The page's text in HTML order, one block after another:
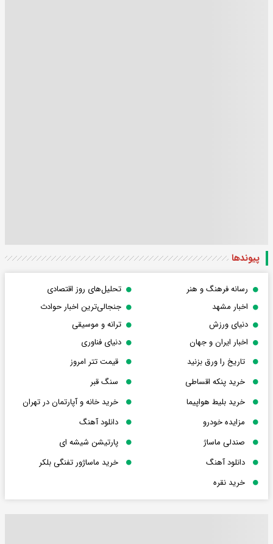
پیوندها
رسانه فرهنگ و هنر
تحلیل‌های روز اقتصادی
اخبار مشهد
جنجالی‌ترین اخبار حوادث
دنیای ورزش
ترانه و موسیقی
اخبار ایران و جهان
دنیای فناوری
تاریخ را ورق بزنید
قیمت تتر امروز
خرید پنکه اقساطی
سنگ قبر
خرید بلیط هواپیما
خرید خانه و آپارتمان در تهران
مزایده خودرو
دانلود آهنگ
صندلی ماساژ
پارتیشن شیشه ای
دانلود آهنگ
خرید ماساژور تفنگی بلکر
خرید نقره